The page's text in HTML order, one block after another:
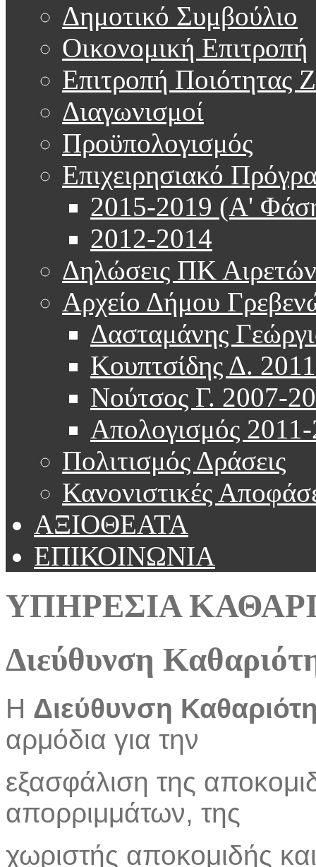
Δημοτικό Συμβούλιο
Οικονομική Επιτροπή
Επιτροπή Ποιότητας
Διαγωνισμοί
Προϋπολογισμός
Επιχειρησιακό
2015-2019 (Α'
2012-2014
Δηλώσεις ΠΚ Αιρετών
Αρχείο Δήμου
Δασταμάνης
Κουπτσίδης Δ.
Νούτσος Γ. 2007-
Απολογισμός
Πολιτισμός Δράσεις
Κανονιστικές
ΑΞΙΟΘΕΑΤΑ
ΕΠΙΚΟΙΝΩΝΙΑ
ΥΠΗΡΕΣΙΑ
Διεύθυνση
Η Διεύθυνση
αρμόδια για την
εξασφάλιση της
απορριμμάτων, της
χωριστής αποκομιδής